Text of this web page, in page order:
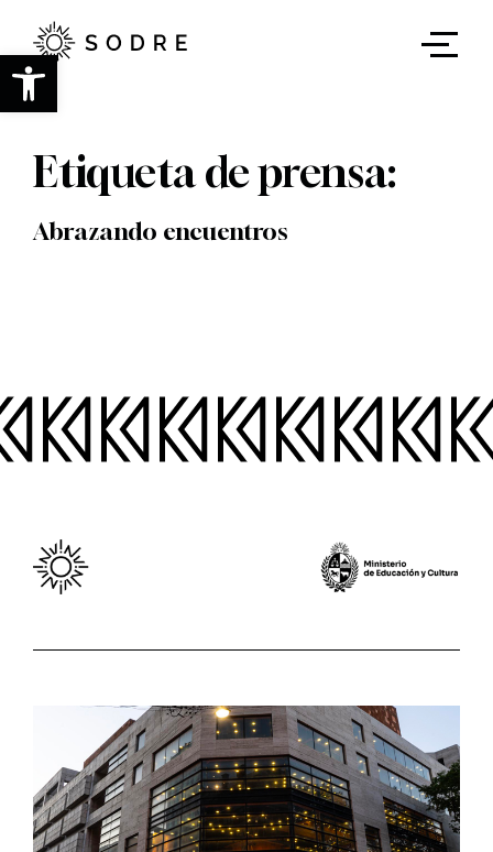
Abrir barra de herramientas
contenido
principal
Etiqueta de prensa:
Abrazando encuentros